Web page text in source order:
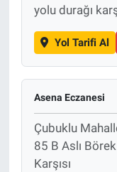
yolu durağı
Yol Tarifi Al
Asena Eczanesi
Çubuklu
85 B Aslı
Karşısı
Sağlık
Teknoloji
Ramazan